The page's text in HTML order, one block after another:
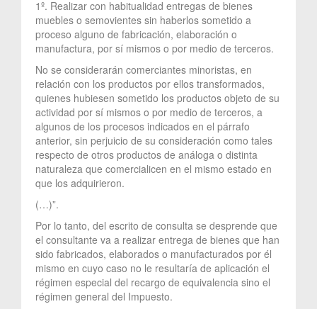
1º. Realizar con habitualidad entregas de bienes
muebles o semovientes sin haberlos sometido a
proceso alguno de fabricación, elaboración o
manufactura, por sí mismos o por medio de terceros.
No se considerarán comerciantes minoristas, en
relación con los productos por ellos transformados,
quienes hubiesen sometido los productos objeto de su
actividad por sí mismos o por medio de terceros, a
algunos de los procesos indicados en el párrafo
anterior, sin perjuicio de su consideración como tales
respecto de otros productos de análoga o distinta
naturaleza que comercialicen en el mismo estado en
que los adquirieron.
(…)”.
Por lo tanto, del escrito de consulta se desprende que
el consultante va a realizar entrega de bienes que han
sido fabricados, elaborados o manufacturados por él
mismo en cuyo caso no le resultaría de aplicación el
régimen especial del recargo de equivalencia sino el
régimen general del Impuesto.